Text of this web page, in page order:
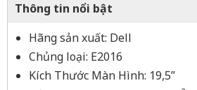
Thông tin nổi bật
Hãng sản xuất: Dell
Chủng loại: E2016
Kích Thước Màn Hình: 19,5”